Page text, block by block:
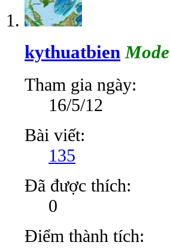
kythuatbien
Tham gia ngày:
16/5/12
Bài viết:
135
Đã được thích:
0
Điểm thành tích: